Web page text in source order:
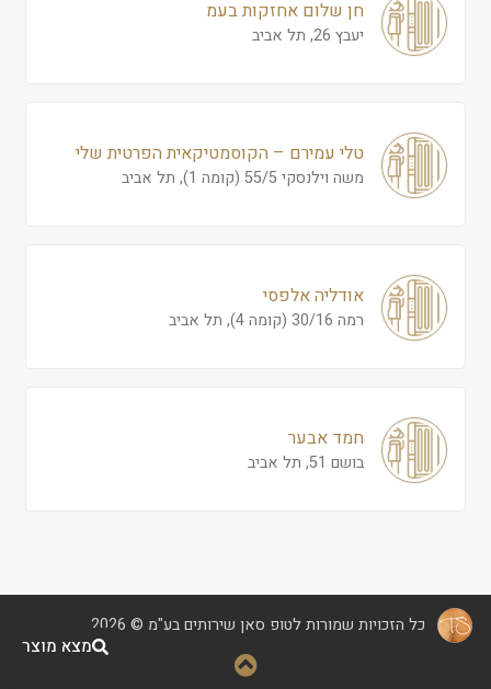
חן שלום אחזקות בעמ
יעבץ 26, תל אביב
טלי עמירם – הקוסמטיקאית הפרטית שלי
משה וילנסקי 55/5 (קומה 1), תל אביב
אודליה אלפסי
רמה 30/16 (קומה 4), תל אביב
חמד אבער
בושם 51, תל אביב
כל הזכויות שמורות לטופ סאן שירותים בע"מ © 2026
מצא מוצר